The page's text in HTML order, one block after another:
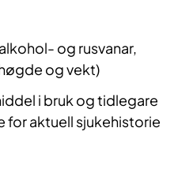
og rusvanar,
og vekt)
i bruk og tidlegare
for aktuell sjukehistorie